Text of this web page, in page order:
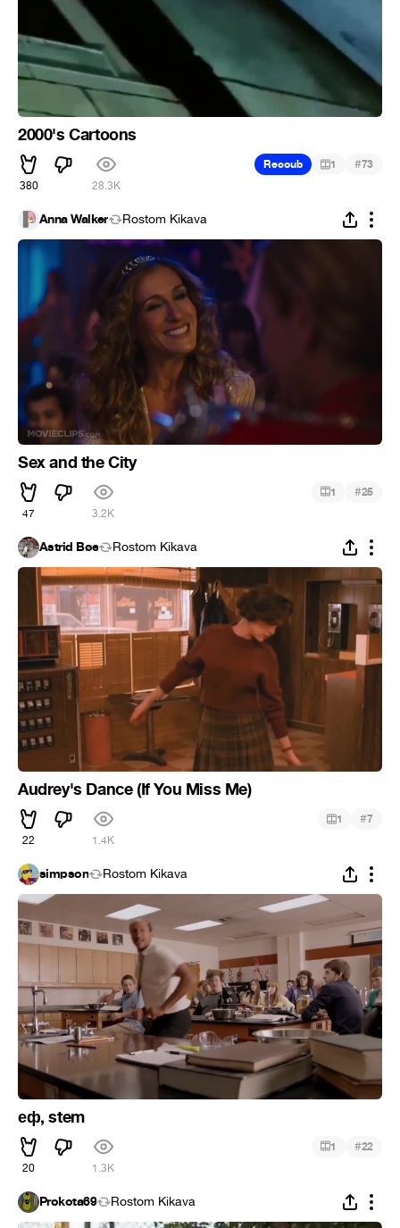
2000's Cartoons
380 28.3K
Recoub 1 #73
Anna Walker Rostom Kikava
Sex and the City
47 3.2K
1 #25
Astrid Bøe Rostom Kikava
Audrey's Dance (If You Miss Me)
22 1.4K
1 #7
simpson Rostom Kikava
еф, stem
20 1.3K
1 #22
Prokota69 Rostom Kikava